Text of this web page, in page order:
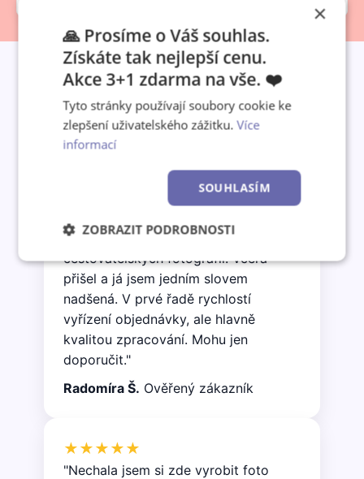
Co o nás říkají zákazníci
jako vánoční dárek synovi z jeho
cestovatelských fotografií. Včera
přišel a já jsem jedním slovem
nadšená. V prvé řadě rychlostí
vyřízení objednávky, ale hlavně
kvalitou zpracování. Mohu jen
doporučit."
Radomíra Š. Ověřený zákazník
★★★★★
"Nechala jsem si zde vyrobit foto
×
🙏 Prosíme o Váš souhlas.
Získáte tak nejlepší cenu.
Akce 3+1 zdarma na vše. ❤️
Tyto stránky používají soubory cookie ke
zlepšení uživatelského zážitku.Více
informací
SOUHLASÍM
ZOBRAZIT PODROBNOSTI
Nezbytně
nutné
soubory
Výkonové
soubory
Soubory
cílení
Funkční soubory
Nezařazené